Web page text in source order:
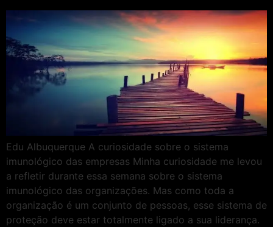
Edu Albuquerque A curiosidade sobre o sistema
imunológico das empresas Minha curiosidade me levou
a refletir durante essa semana sobre o sistema
imunológico das organizações. Mas como toda a
organização é um conjunto de pessoas, esse sistema de
proteção deve estar totalmente ligado a sua liderança.